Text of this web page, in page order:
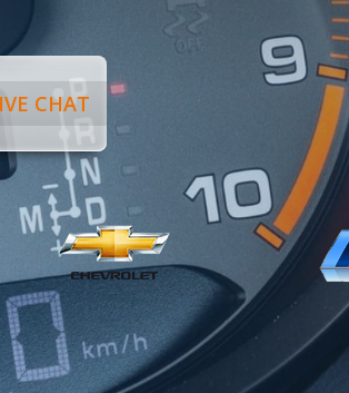
CHAT